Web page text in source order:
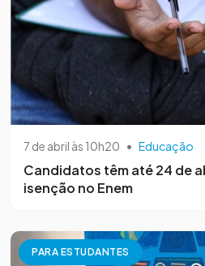
7 de abril às 10h20 • Educação
Candidatos têm até 24 de
isenção no Enem
PARA ESTUDANTES